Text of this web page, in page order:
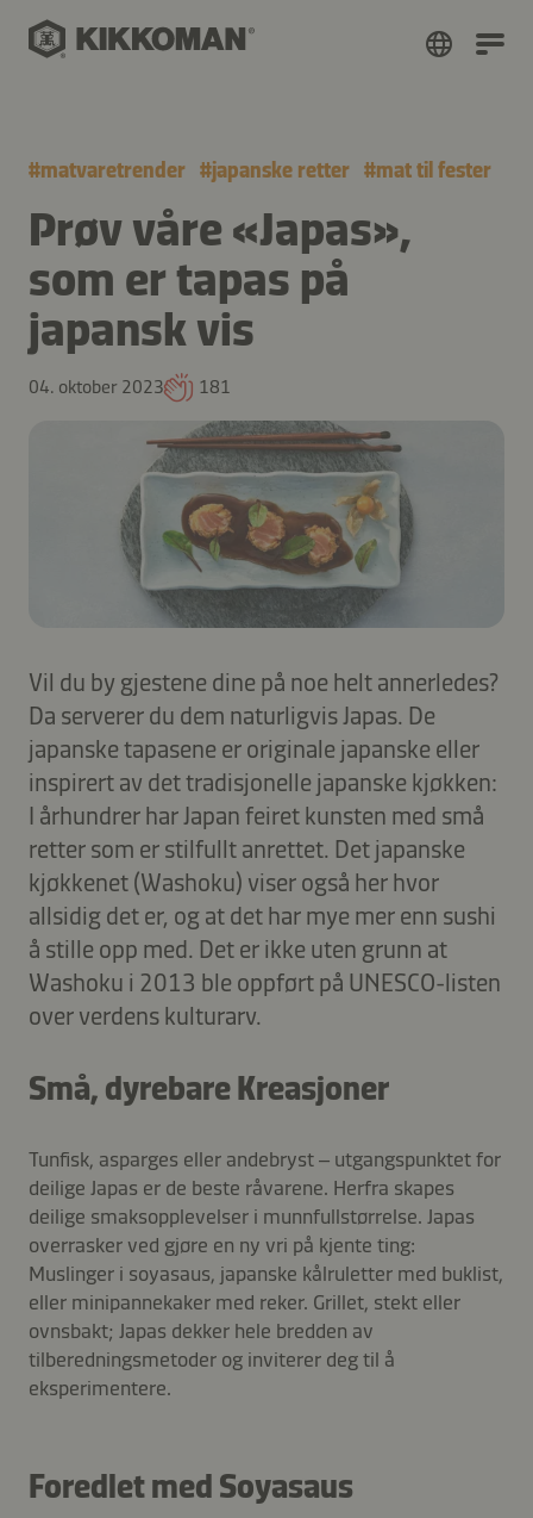
#matvaretrender #japanske retter #mat til fester
Prøv våre «Japas»,
som er tapas på
japansk vis
04. oktober 2023 181
Vil du by gjestene dine på noe helt annerledes?
Da serverer du dem naturligvis Japas. De
japanske tapasene er originale japanske eller
inspirert av det tradisjonelle japanske kjøkken:
I århundrer har Japan feiret kunsten med små
retter som er stilfullt anrettet. Det japanske
kjøkkenet (Washoku) viser også her hvor
allsidig det er, og at det har mye mer enn sushi
å stille opp med. Det er ikke uten grunn at
Washoku i 2013 ble oppført på UNESCO-listen
over verdens kulturarv.
Små, dyrebare Kreasjoner
Tunfisk, asparges eller andebryst – utgangspunktet for
deilige Japas er de beste råvarene. Herfra skapes
deilige smaksopplevelser i munnfullstørrelse. Japas
overrasker ved gjøre en ny vri på kjente ting:
Muslinger i soyasaus, japanske kålruletter med buklist,
eller minipannekaker med reker. Grillet, stekt eller
ovnsbakt; Japas dekker hele bredden av
tilberedningsmetoder og inviterer deg til å
eksperimentere.
Foredlet med Soyasaus